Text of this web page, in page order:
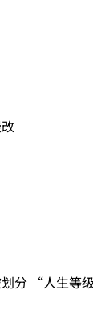
分 “人生等